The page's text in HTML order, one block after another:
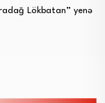
Lökbatan” yenə